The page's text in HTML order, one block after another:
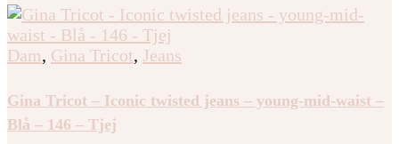
Dam, Gina Tricot, Jeans
Gina Tricot – Iconic twisted jeans – young-mid-waist –
Blå – 146 – Tjej